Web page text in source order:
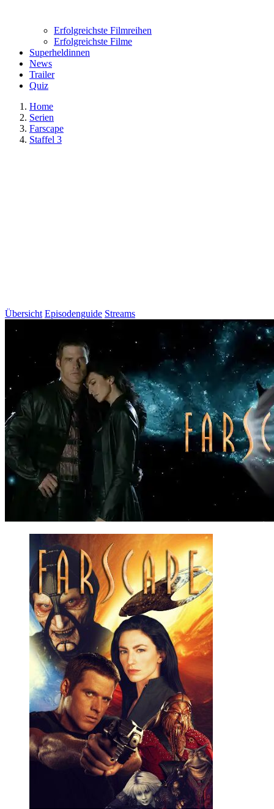
Erfolgreichste Filmreihen
Erfolgreichste Filme
Superheldinnen
News
Trailer
Quiz
Home
Serien
Farscape
Staffel 3
Übersicht Episodenguide Streams